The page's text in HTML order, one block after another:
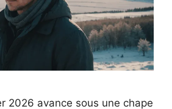
2026 avance sous une chape